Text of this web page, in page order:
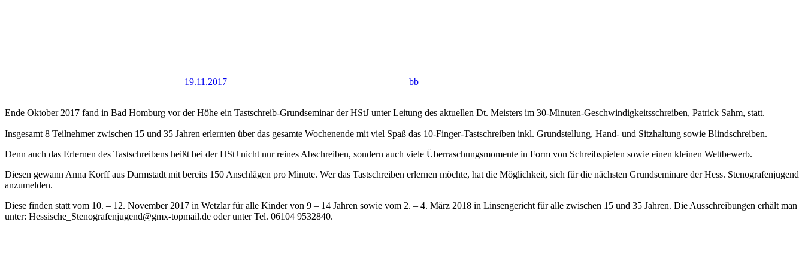
19.11.2017 bb
Ende Oktober 2017 fand in Bad Homburg vor der Höhe ein Tastschreib-Grundseminar der HStJ unter Leitung des aktuellen Dt. Meisters im 30-Minuten-Geschwindigkeitsschreiben, Patrick Sahm, statt.
Insgesamt 8 Teilnehmer zwischen 15 und 35 Jahren erlernten über das gesamte Wochenende mit viel Spaß das 10-Finger-Tastschreiben inkl. Grundstellung, Hand- und Sitzhaltung sowie Blindschreiben.
Denn auch das Erlernen des Tastschreibens heißt bei der HStJ nicht nur reines Abschreiben, sondern auch viele Überraschungsmomente in Form von Schreibspielen sowie einen kleinen Wettbewerb.
Diesen gewann Anna Korff aus Darmstadt mit bereits 150 Anschlägen pro Minute. Wer das Tastschreiben erlernen möchte, hat die Möglichkeit, sich für die nächsten Grundseminare der Hess. Stenografenjugend
anzumelden.
Diese finden statt vom 10. – 12. November 2017 in Wetzlar für alle Kinder von 9 – 14 Jahren sowie vom 2. – 4. März 2018 in Linsengericht für alle zwischen 15 und 35 Jahren. Die Ausschreibungen erhält man
unter: Hessische_Stenografenjugend@gmx-topmail.de oder unter Tel. 06104 9532840.